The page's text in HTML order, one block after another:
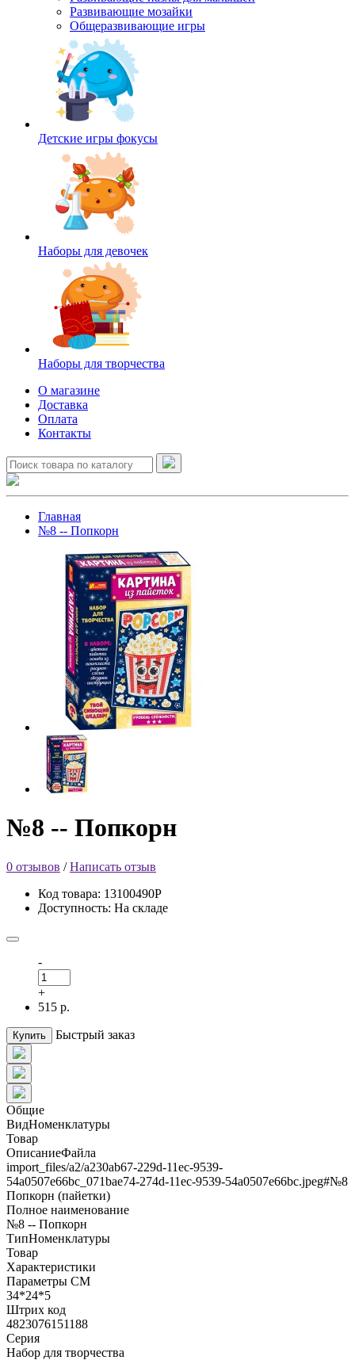
Развивающие мозайки
Общеразвивающие игры
Детские игры фокусы
Наборы для девочек
Наборы для творчества
О магазине
Доставка
Оплата
Контакты
Главная
№8 -- Попкорн
№8 -- Попкорн
0 отзывов /Написать отзыв
Код товара: 13100490Р
Доступность: На складе
-
+
515 р.
Купить Быстрый заказ
Общие
ВидНоменклатуры
Товар
ОписаниеФайла
import_files/a2/a230ab67-229d-11ec-9539-
54a0507e66bc_071bae74-274d-11ec-9539-54a0507e66bc.jpeg#№8
Попкорн (пайетки)
Полное наименование
№8 -- Попкорн
ТипНоменклатуры
Товар
Характеристики
Параметры СМ
34*24*5
Штрих код
4823076151188
Серия
Набор для творчества